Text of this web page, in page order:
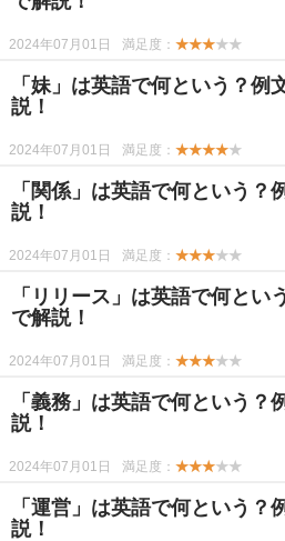
2024年07月01日 満足度： ★★★★★
「妹」は英語で何という？例
説！
2024年07月01日 満足度： ★★★★★
「関係」は英語で何という？
説！
2024年07月01日 満足度： ★★★★★
「リリース」は英語で何とい
で解説！
2024年07月01日 満足度： ★★★★★
「義務」は英語で何という？
説！
2024年07月01日 満足度： ★★★★★
「運営」は英語で何という？
説！